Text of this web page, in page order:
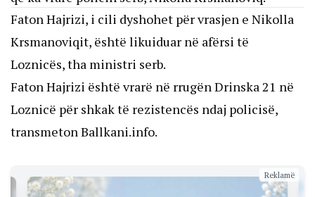
Faton Hajrizi, i cili dyshohet për vrasjen e Nikolla
Krsmanoviqit, është likuiduar në afërsi të
Loznicës, tha ministri serb.
Faton Hajrizi është vrarë në rrugën Drinska 21 në
Loznicë për shkak të rezistencës ndaj policisë,
transmeton Ballkani.info.
Reklamë